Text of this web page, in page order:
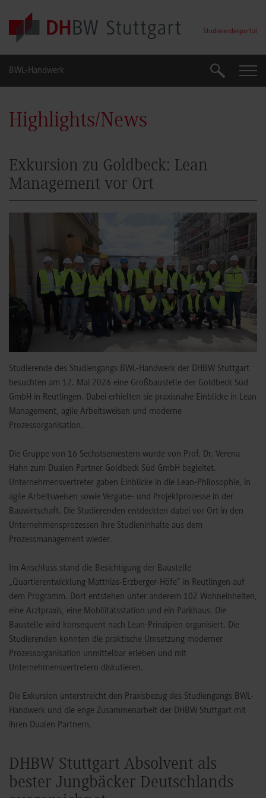
Skip to main content
Studierendenportal
BWL-Handwerk Suche
Highlights/News
Exkursion zu Goldbeck: Lean
Management vor Ort
Studierende des Studiengangs BWL-Handwerk der DHBW Stuttgart
besuchten am 12. Mai 2026 eine Großbaustelle der Goldbeck Süd
GmbH in Reutlingen. Dabei erhielten sie praxisnahe Einblicke in Lean
Management, agile Arbeitsweisen und moderne
Prozessorganisation.
Die Gruppe von 16 Sechstsemestern wurde von Prof. Dr. Verena
Hahn zum Dualen Partner Goldbeck Süd GmbH begleitet.
Unternehmensvertreter gaben Einblicke in die Lean-Philosophie, in
agile Arbeitsweisen sowie Vergabe- und Projektprozesse in der
Bauwirtschaft. Die Studierenden entdeckten dabei vor Ort in den
Unternehmensprozessen ihre Studieninhalte aus dem
Prozessmanagement wieder.
Im Anschluss stand die Besichtigung der Baustelle
„Quartierentwicklung Matthias-Erzberger-Höfe“ in Reutlingen auf
dem Programm. Dort entstehen unter anderem 102 Wohneinheiten,
eine Arztpraxis, eine Mobilitätsstation und ein Parkhaus. Die
Baustelle wird konsequent nach Lean-Prinzipien organisiert. Die
Studierenden konnten die praktische Umsetzung moderner
Prozessorganisation unmittelbar erleben und mit
Unternehmensvertretern diskutieren.
Die Exkursion unterstreicht den Praxisbezug des Studiengangs BWL-
Handwerk und die enge Zusammenarbeit der DHBW Stuttgart mit
ihren Dualen Partnern.
DHBW Stuttgart Absolvent als
bester Jungbäcker Deutschlands